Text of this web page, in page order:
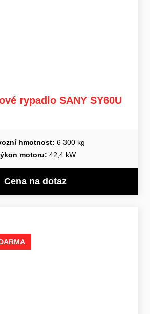
rypadlo SANY SY60U
hmotnost: 6 300 kg
motoru: 42,4 kW
Cena na dotaz